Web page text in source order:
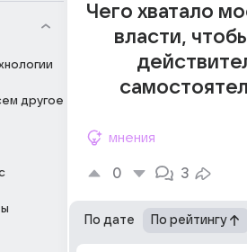
другое
Чего хватало
власти,
мнения
0 3
По дате По рейтингу